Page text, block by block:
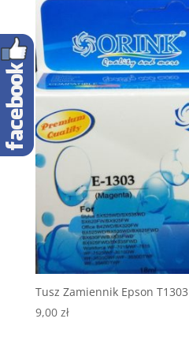
Tusz Zamiennik Epson
9,00 zł